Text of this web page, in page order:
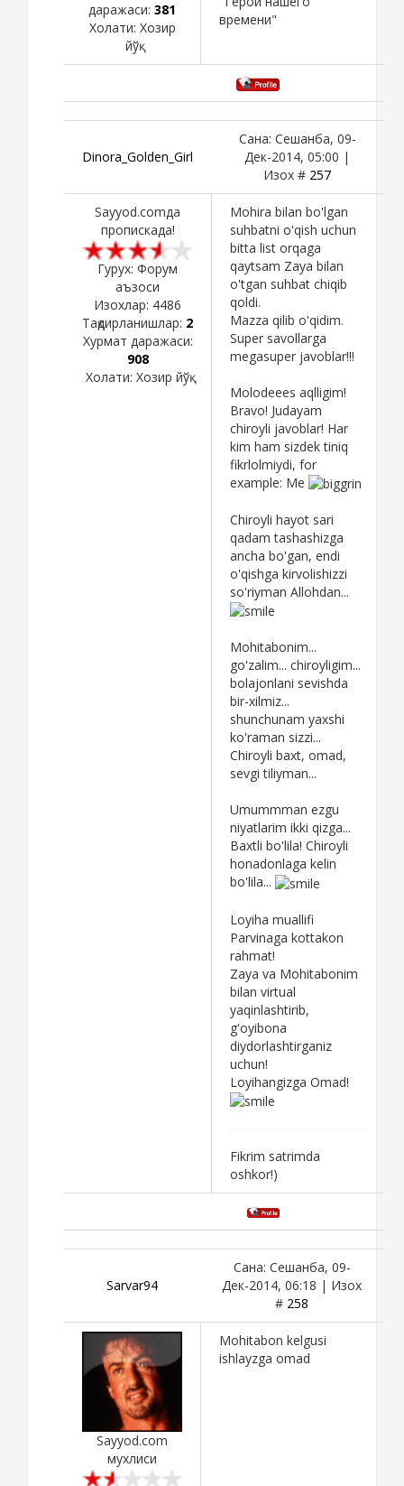
даражаси: 381
Холати: Хозир
йўқ
времени"
Dinora_Golden_Girl
Сана: Сешанба, 09-
Дек-2014, 05:00 |
Изох # 257
Sayyod.comда
пропискада!
Гурух: Форум
аъзоси
Изохлар: 4486
Тақдирланишлар: 2
Хурмат даражаси:
908
Холати: Хозир йўқ
Mohira bilan bo'lgan
suhbatni o'qish uchun
bitta list orqaga
qaytsam Zaya bilan
o'tgan suhbat chiqib
qoldi.
Mazza qilib o'qidim.
Super savollarga
megasuper javoblar!!!
Molodeees aqlligim!
Bravo! Judayam
chiroyli javoblar! Har
kim ham sizdek tiniq
fikrlolmiydi, for
example: Me
Chiroyli hayot sari
qadam tashashizga
ancha bo'gan, endi
o'qishga kirvolishizzi
so'riyman Allohdan...
Mohitabonim...
go'zalim... chiroyligim...
bolajonlani sevishda
bir-xilmiz...
shunchunam yaxshi
ko'raman sizzi...
Chiroyli baxt, omad,
sevgi tiliyman...
Umummman ezgu
niyatlarim ikki qizga...
Baxtli bo'lila! Chiroyli
honadonlaga kelin
bo'lila...
Loyiha muallifi
Parvinaga kottakon
rahmat!
Zaya va Mohitabonim
bilan virtual
yaqinlashtirib,
g'oyibona
diydorlashtirganiz
uchun!
Loyihangizga Omad!
Fikrim satrimda
oshkor!)
Sarvar94
Сана: Сешанба, 09-
Дек-2014, 06:18 | Изох
# 258
Sayyod.com
мухлиси
Mohitabon kelgusi
ishlayzga omad